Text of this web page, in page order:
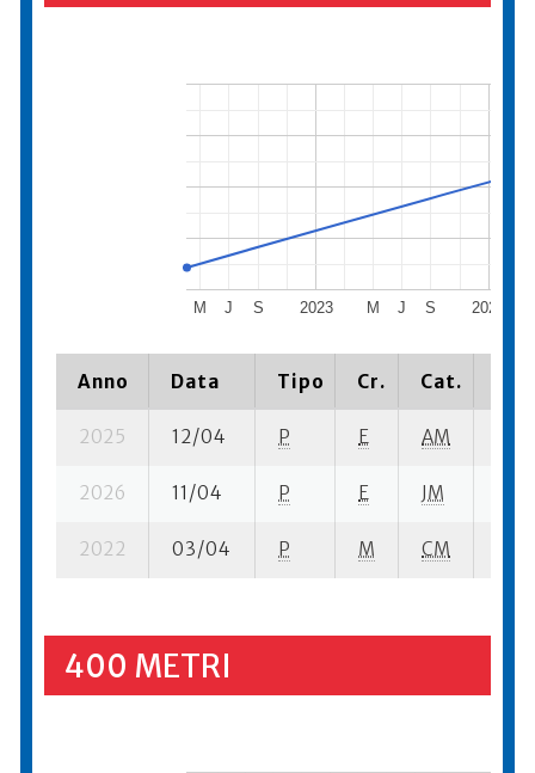
2023 2024
M J S M J S
Anno Data Tipo Cr. Cat.
2025 12/04 P E AM
2026 11/04 P E JM
2022 03/04 P M CM
400 METRI